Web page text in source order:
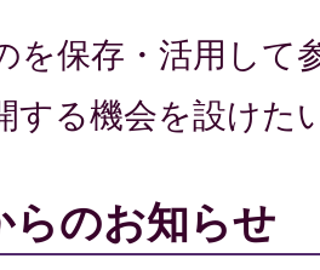
を保存・活用して
する機会を設けた
らのお知らせ